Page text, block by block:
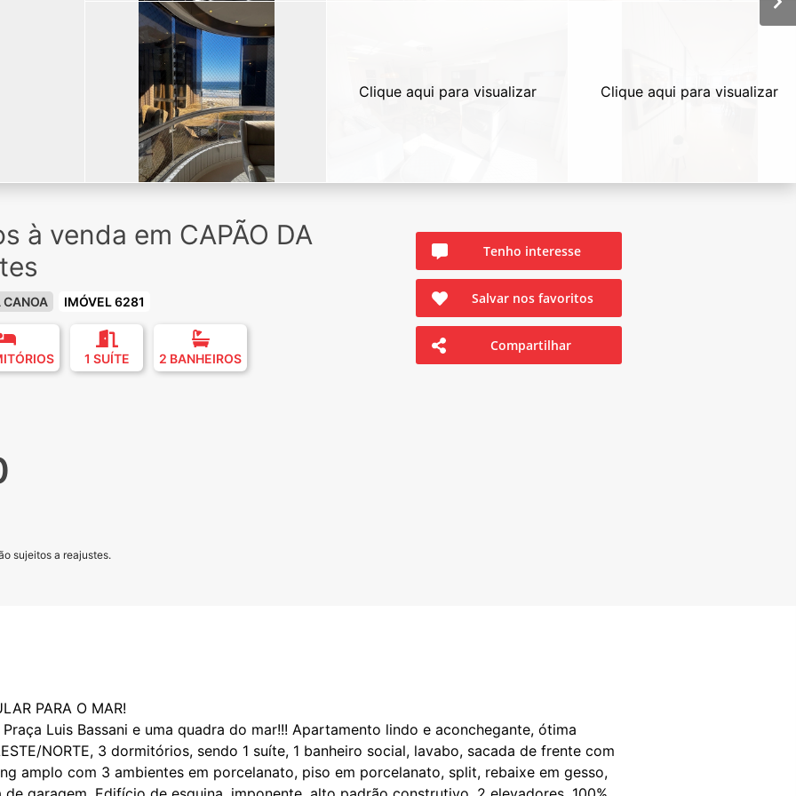
Clique aqui para visualizar Clique aqui para visualizar
à venda em CAPÃO DA
CANOA IMÓVEL 6281
1 SUÍTE 2 BANHEIROS
sujeitos a reajustes.
Tenho interesse
Salvar nos favoritos
Compartilhar
PARA O MAR!
Luis Bassani e uma quadra do mar!!! Apartamento lindo e aconchegante, ótima
NORTE, 3 dormitórios, sendo 1 suíte, 1 banheiro social, lavabo, sacada de frente com
amplo com 3 ambientes em porcelanato, piso em porcelanato, split, rebaixe em gesso,